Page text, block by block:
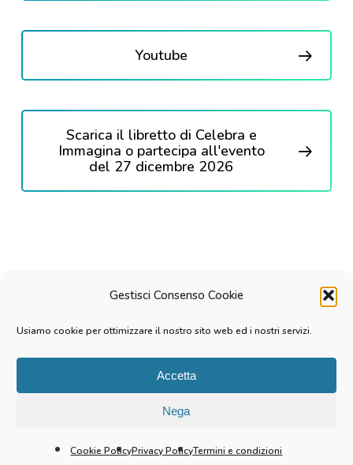
Gestisci Consenso Cookie
Usiamo cookie per ottimizzare il nostro sito web ed i nostri servizi.
Accetta
Nega
Cookie PolicyPrivacy PolicyTermini e condizioni
Youtube
Scarica il libretto di Celebra e
Immagina o partecipa all'evento
del 27 dicembre 2026
youtube instagram tiktok
© 2026 Michele Pierangeli. P.IVA 08874630968 | Fatto con
amore a Milano. |Privacy Policy|Cookie Policy|Termini e
Condizioni